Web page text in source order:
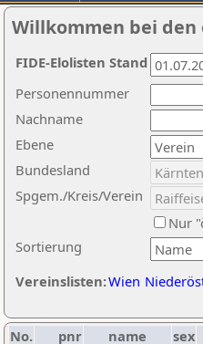
Willkommen bei den
Nachname
Ebene
Sortierung
Personennummer
Bundesland
Spgem./Kreis/Verein
Nur
Vereinslisten:Wien
FIDE-Elolisten Stand
No. pnr name sex